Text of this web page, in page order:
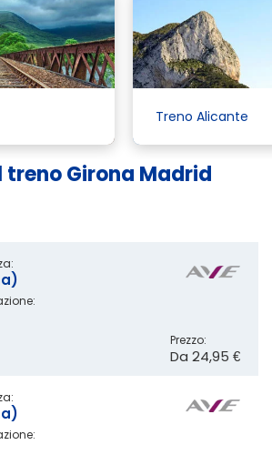
Treno Alicante
Girona Madrid
Prezzo:
Da 24,95 €